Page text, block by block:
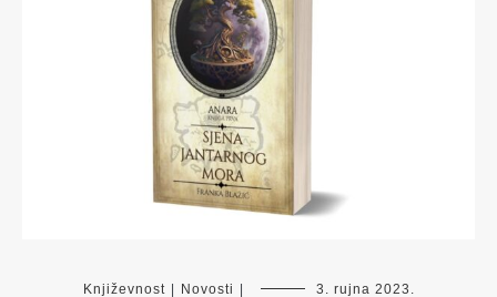
Književnost | Novosti | 3. rujna 2023.